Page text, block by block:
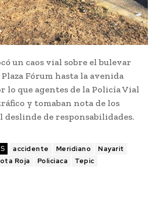
un caos vial sobre el bulevar
Fórum hasta la avenida
lo que agentes de la Policía Vial
y tomaban nota de los
deslinde de responsabilidades.
accidente Meridiano
Nayarit
Roja
Policiaca Tepic